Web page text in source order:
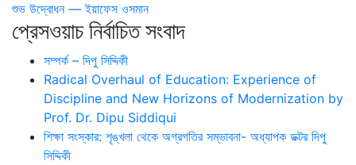
শুভ উদ্বোধন — ইয়াফেস ওসমান
প্রেসওয়াচ নির্বাচিত সংবাদ
সম্পর্ক – দিপু সিদ্দিকী
Radical Overhaul of Education: Experience of
Discipline and New Horizons of Modernization by
Prof. Dr. Dipu Siddiqui
শিক্ষা সংস্কার: শৃঙ্খলা থেকে অগ্রগতির সম্ভাবনা- অধ্যাপক ডক্টর দিপু
সিদ্দিকী